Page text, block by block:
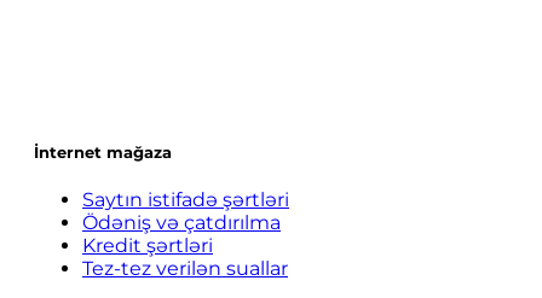
İnternet mağaza
Saytın istifadə şərtləri
Ödəniş və çatdırılma
Kredit şərtləri
Tez-tez verilən suallar